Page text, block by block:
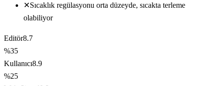
✕Sıcaklık regülasyonu orta düzeyde, sıcakta terleme
olabiliyor
Editör8.7
%35
Kullanıcı8.9
%25